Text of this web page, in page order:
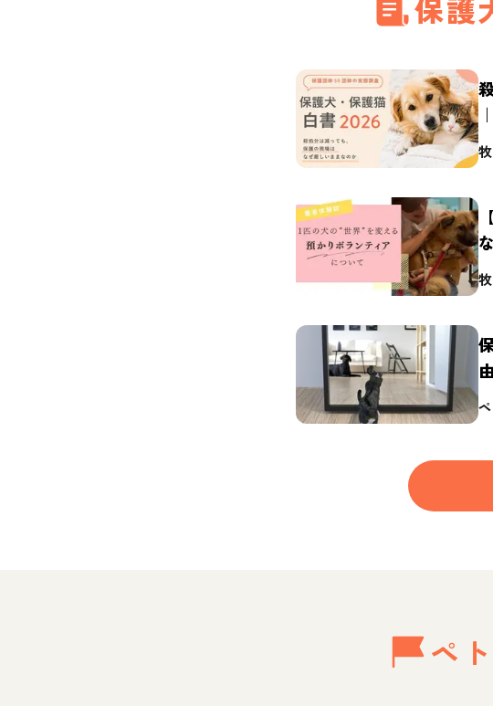
保護
ペ